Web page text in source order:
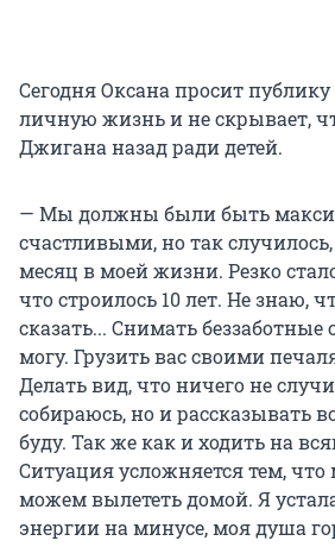
Сегодня Оксана просит публику
личную жизнь и не скрывает,
Джигана назад ради детей.
— Мы должны были быть
счастливыми, но так
месяц в моей жизни. Резко
что строилось 10 лет. Не знаю,
сказать... Снимать беззаботные
могу. Грузить вас своими
Делать вид, что ничего не
собираюсь, но и рассказывать
буду. Так же как и ходить на
Ситуация усложняется тем,
можем вылететь домой. Я
энергии на минусе, моя душа